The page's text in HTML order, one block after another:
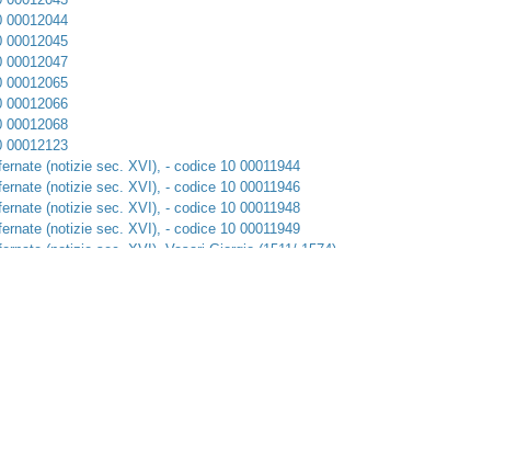
00012044
00012045
00012047
00012065
00012066
00012068
00012123
(notizie sec. XVI), - codice 10 00011944
(notizie sec. XVI), - codice 10 00011946
(notizie sec. XVI), - codice 10 00011948
(notizie sec. XVI), - codice 10 00011949
(notizie sec. XVI), Vasari Giorgio (1511/ 1574), -